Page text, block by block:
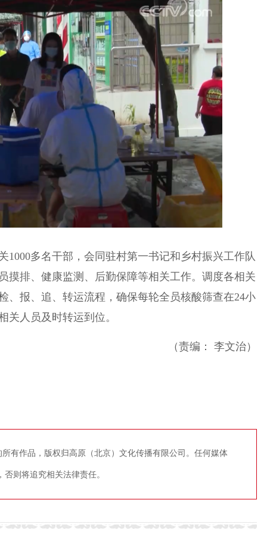
多名干部，会同驻村第一书记和乡村振兴工作队
摸排、健康监测、后勤保障等相关工作。调度各相关
、报、追、转运流程，确保每轮全员核酸筛查在24小
关人员及时转运到位。
（责编： 李文治）
所有作品，版权归高原（北京）文化传播有限公司。任何媒体
则将追究相关法律责任。